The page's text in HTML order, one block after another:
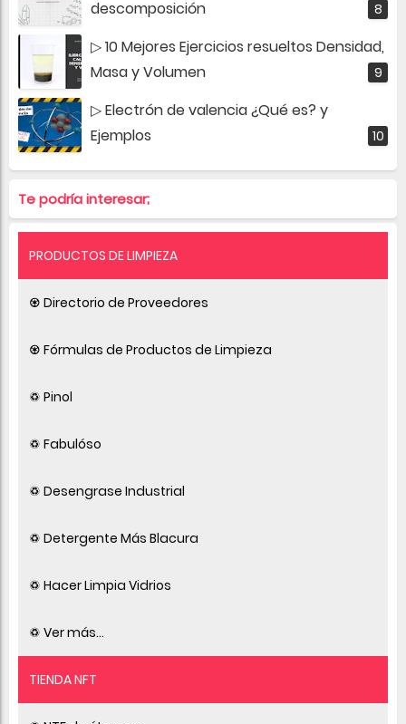
descomposición
▷ 10 Mejores Ejercicios resueltos Densidad,
Masa y Volumen
▷ Electrón de valencia ¿Qué es? y
Ejemplos
Te podría interesar;
PRODUCTOS DE LIMPIEZA
♼ Directorio de Proveedores
♼ Fórmulas de Productos de Limpieza
♽ Pinol
♽ Fabulóso
♽ Desengrase Industrial
♽ Detergente Más Blacura
♽ Hacer Limpia Vidrios
♽ Ver más...
TIENDA NFT